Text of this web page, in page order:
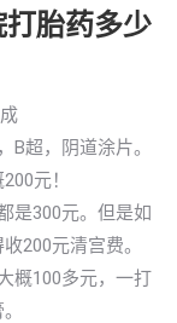
胎药多少
超，阴道涂片。
元！
是300元。但是如
200元清宫费。
概100多元，一打